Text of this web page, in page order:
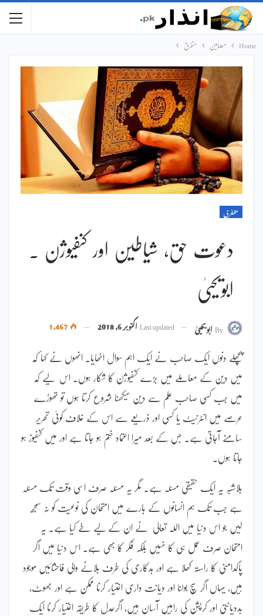
Home مضامین متفرق
متفرق
دعوت حق، شیاطین اور کنفیوژن ۔
ابویحییٰ
Byابویحییٰ Last updatedاکتوبر 6, 2018
پچھلے دنوں ایک صاحب نے ایک اہم سوال اٹھایا۔ انھوں نے کہا کہ
میں دین کے معاملے میں بڑے کنفیوژن کا شکار ہوں۔ اس لیے کہ
میں جب کسی صاحب علم سے دین سیکھنا شروع کرتا ہوں تو تھوڑے
عرصے میں انٹرنیٹ یا کسی اور ذریعے سے اس کے خلاف کوئی تحریر
سامنے آجاتی ہے۔ جس کے بعد میرا اعتماد ختم ہو جاتا ہے اور میں کنفیوز ہو
جاتا ہوں۔
بلاشبہ یہ ایک حقیقی مسئلہ ہے۔ مگر یہ مسئلہ صرف اسی وقت تک مسئلہ
ہے جب تک ہم انسانوں کے بارے میں امتحان کی نوعیت کو نہ سمجھ
لیں جو اس دنیا میں اللہ تعالیٰ نے ان کے لیے طے کیا ہے۔ یہ
امتحان صرف عمل ہی کا نہیں بلکہ فکر کا بھی ہے۔ اس دنیا میں اگر
پاکدامنی کا راستہ کھلا ہے اور بدکاری کی طرف بلانے والی فاحشائیں موجود
ہیں، یہاں اگر سچ بولنا اور دیانت داری اختیار کرنا ممکن ہے اور جھوٹ،
بددیانتی اور کرپشن کی راہیں آسان ہیں، اگرعدل کا طریقہ اختیار کرنا ایک